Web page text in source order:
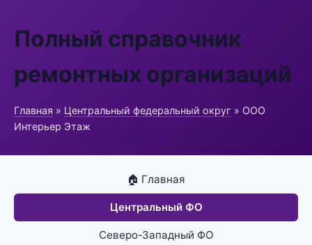
Полный справочник
ремонтных организаций
Главная » Центральный федеральный округ » ООО
Интерьер Этаж
🏠 Главная
Центральный ФО
Северо-Западный ФО